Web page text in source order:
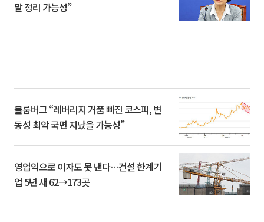
말 정리 가능성”
블룸버그 “레버리지 거품 빠진 코스피, 변
동성 최악 국면 지났을 가능성”
영업익으로 이자도 못 낸다…건설 한계기
업 5년 새 62→173곳